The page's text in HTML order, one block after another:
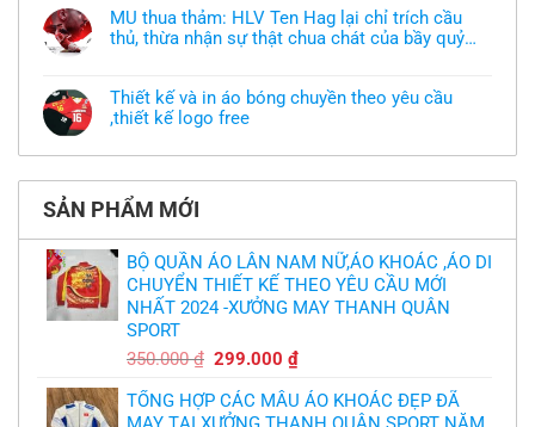
áo
thun
đồng
chưa
có
mẫu
thì
làm
bình
luận
ở
Xưởng
khoác
theo
yêu
thiết
tại
TPHCM
MU thua thảm: HLV Ten Hag lại chỉ trích cầu
thủ, thừa nhận sự thật chua chát của bầy quỷ
bình
luận
ở
MU
thảm:
Hag
lại
trích
cầu
thủ,
thừa
nhận
sự
thật
chát
bầy
quỷ
nhỏ
Thiết kế và in áo bóng chuyền theo yêu cầu
,thiết kế logo free
có
luận
Thiết
và
in
áo
bóng
chuyền
theo
yêu
,thiết
free
SẢN PHẨM MỚI
BỘ QUẦN ÁO LÂN NAM NỮ,ÁO KHOÁC ,ÁO DI
CHUYỂN THIẾT KẾ THEO YÊU CẦU MỚI
NHẤT 2024 -XƯỞNG MAY THANH QUÂN
SPORT
350.000₫ Giá
là:
299.000₫Giá
tại
TỔNG HỢP CÁC MẪU ÁO KHOÁC ĐẸP ĐÃ